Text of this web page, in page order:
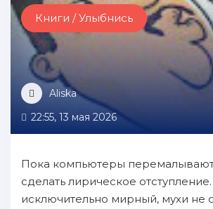
Книги / Улыбнись
Aliska
22:55, 13 мая 2026
Пока компьютеры
сделать лирическое
исключительно мирный, мухи не